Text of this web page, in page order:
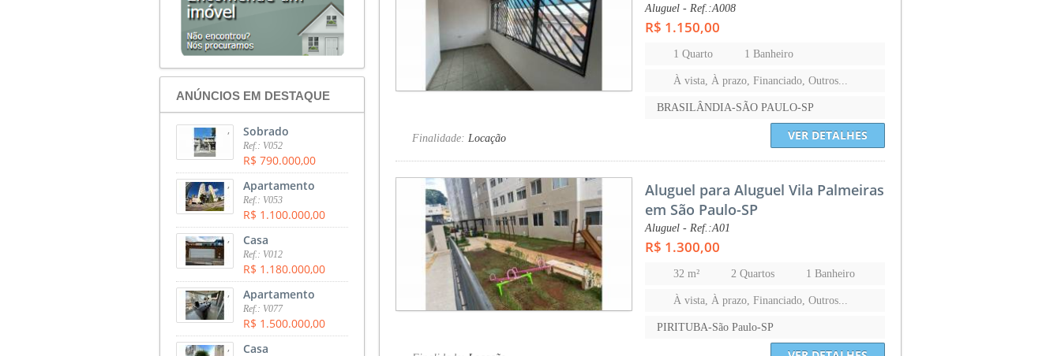
Aluguel - Ref.:A008
R$ 1.150,00
1 Quarto 1 Banheiro
À vista, À prazo, Financiado, Outros...
BRASILÂNDIA-SÃO PAULO-SP
Finalidade: Locação VER DETALHES
Aluguel para Aluguel Vila Palmeiras
em São Paulo-SP
Aluguel - Ref.:A01
R$ 1.300,00
32 m² 2 Quartos 1 Banheiro
À vista, À prazo, Financiado, Outros...
PIRITUBA-São Paulo-SP
ANÚNCIOS EM DESTAQUE
, Sobrado
Ref.: V052
R$ 790.000,00
, Apartamento
Ref.: V053
R$ 1.100.000,00
, Casa
Ref.: V012
R$ 1.180.000,00
, Apartamento
Ref.: V077
R$ 1.500.000,00
, Casa